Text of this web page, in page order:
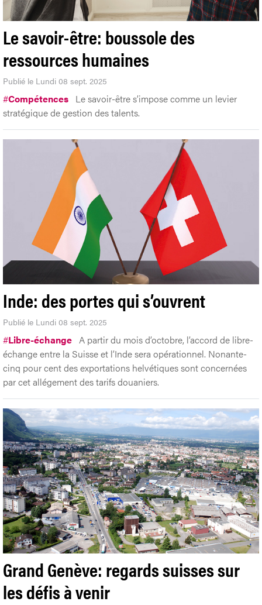
Le savoir-être: boussole des
ressources humaines
Publié le Lundi 08 sept. 2025
#Compétences Le savoir-être s’impose comme un levier
stratégique de gestion des talents.
Inde: des portes qui s’ouvrent
Publié le Lundi 08 sept. 2025
#Libre-échange A partir du mois d’octobre, l’accord de libre-
échange entre la Suisse et l’Inde sera opérationnel. Nonante-
cinq pour cent des exportations helvétiques sont concernées
par cet allégement des tarifs douaniers.
Grand Genève: regards suisses sur
les défis à venir